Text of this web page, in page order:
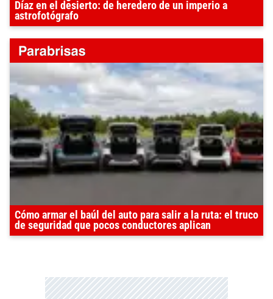
Díaz en el desierto: de heredero de un imperio a
astrofotógrafo
Cómo armar el baúl del auto para salir a la ruta: el truco
de seguridad que pocos conductores aplican